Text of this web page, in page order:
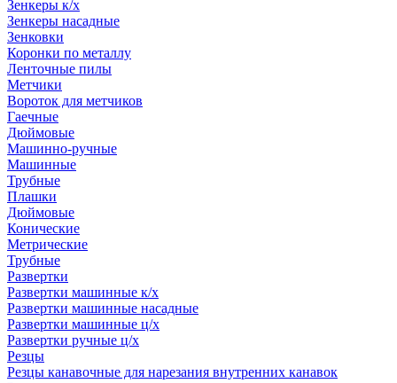
Зенкеры к/х
Зенкеры насадные
Зенковки
Коронки по металлу
Ленточные пилы
Метчики
Вороток для метчиков
Гаечные
Дюймовые
Машинно-ручные
Машинные
Трубные
Плашки
Дюймовые
Конические
Метрические
Трубные
Развертки
Развертки машинные к/х
Развертки машинные насадные
Развертки машинные ц/х
Развертки ручные ц/х
Резцы
Резцы канавочные для нарезания внутренних канавок